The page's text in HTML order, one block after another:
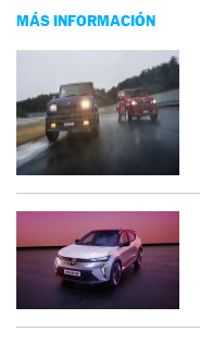
MÁS INFORMACIÓN